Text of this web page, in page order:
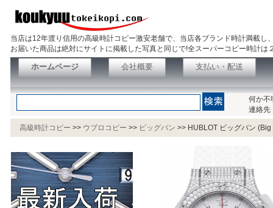
当店は12年渡り信用の高級時計コピー激安老舗で、当店各ブランド時計満載
お届いた商品は絶対にサイトに掲載した写真と同じで!全スーパーコピー時計
ホームページ 会社概要 支払い・配送
何か不
連絡
高級時計コピー >> ウブロコピー >> ビッグバン >> HUBLOT ビッグバン